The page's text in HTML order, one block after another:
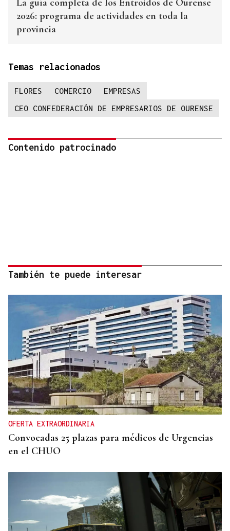
La guía completa de los Entroidos de Ourense
2026: programa de actividades en toda la
provincia
Temas relacionados
FLORES COMERCIO
EMPRESAS
CEO CONFEDERACIÓN DE EMPRESARIOS DE OURENSE
Contenido patrocinado
También te puede interesar
OFERTA EXTRAORDINARIA
Convocadas 25 plazas para médicos de Urgencias
en el CHUO